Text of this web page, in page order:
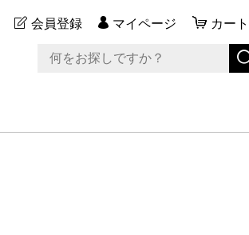
会員登録 マイページ カート